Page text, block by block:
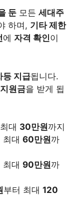
둔 모든 세대주
하며, 기타 제한
에 자격 확인이
등 지급됩니다.
원금을 받게 됩
대 30만원까지
최대 60만원까
최대 90만원까
부터 최대 120